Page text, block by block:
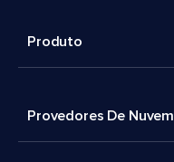
Produto
Provedores De Nuvem